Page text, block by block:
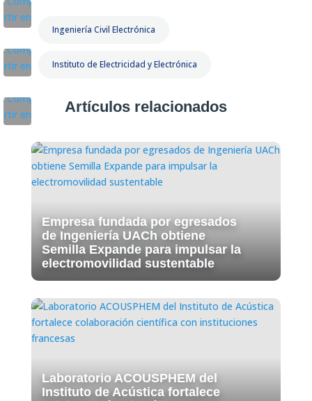
Ingeniería Civil Electrónica
Instituto de Electricidad y Electrónica
Artículos relacionados
Empresa fundada por egresados
de Ingeniería UACh obtiene
Semilla Expande para impulsar la
electromovilidad sustentable
Laboratorio ACOUSPHEM del
Instituto de Acústica fortalece